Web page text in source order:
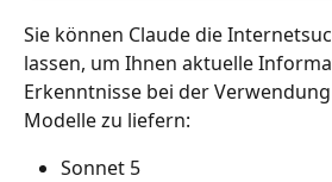
Sie können Claude die
lassen, um Ihnen aktuelle
Erkenntnisse bei der
Modelle zu liefern:
Sonnet 5